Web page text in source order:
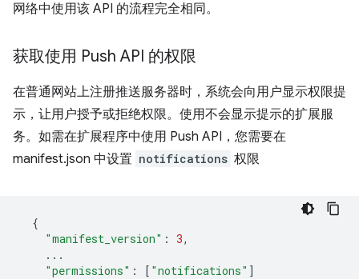
网络中使用该 API 的流程完全相同。
获取使用 Push API 的权限
在普通网站上注册推送服务器时，系统会向用户显示权限提
示，让用户授予或拒绝权限。使用不会显示提示的扩展服
务。如需在扩展程序中使用 Push API，您需要在
manifest.json 中设置 notifications 权限
{
"manifest_version" : 3,
...
"permissions" : [ "notifications" ]